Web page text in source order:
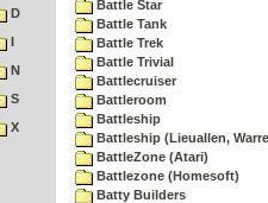
D
I
N
S
X
Battle Star
Battle Tank
Battle Trek
Battle Trivial
Battlecruiser
Battleroom
Battleship
Battleship (Lieuallen,
BattleZone (Atari)
Battlezone (Homesoft)
Batty Builders